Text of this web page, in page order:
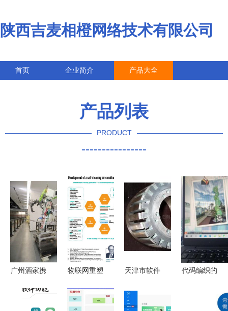
陕西吉麦相橙网络技术有限公司
首页 企业简介 产品大全
产品列表
PRODUCT
----------------
广州酒家携
伴，以软件
物联网重塑
生产 海外
天津市软件
批发、供应
代码编织的